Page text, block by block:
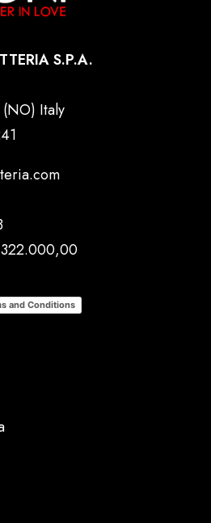
S.P.A.
Italy
and Conditions